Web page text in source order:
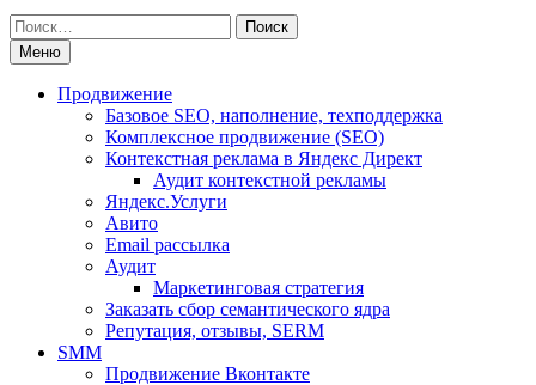
Меню
Продвижение
Базовое SEO, наполнение, техподдержка
Комплексное продвижение (SEO)
Контекстная реклама в Яндекс Директ
Аудит контекстной рекламы
Яндекс.Услуги
Авито
Email рассылка
Аудит
Маркетинговая стратегия
Заказать сбор семантического ядра
Репутация, отзывы, SERM
SMM
Продвижение Вконтакте